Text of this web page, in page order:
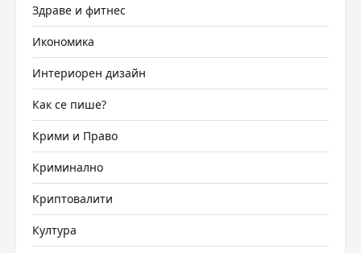
Здраве и фитнес
Икономика
Интериорен дизайн
Как се пише?
Крими и Право
Криминално
Криптовалити
Култура